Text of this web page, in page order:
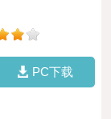
PC下载